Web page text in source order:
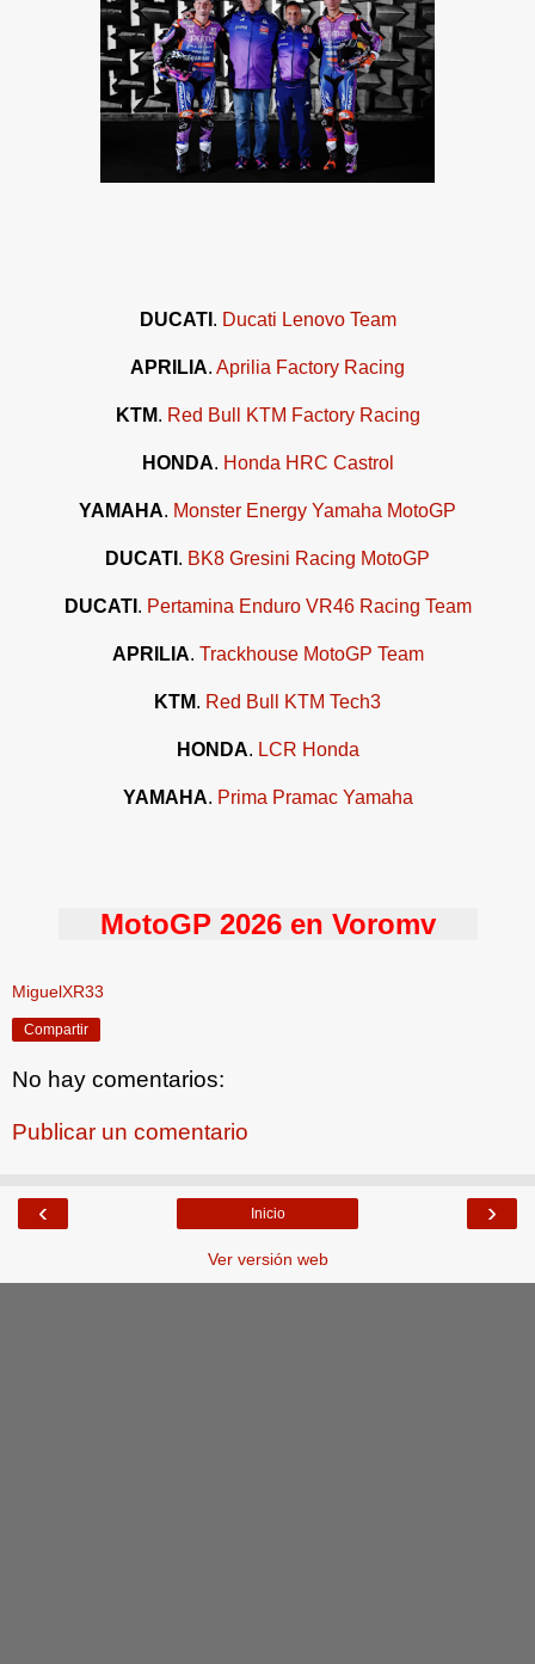
DUCATI . Ducati Lenovo Team
APRILIA. Aprilia Factory Racing
KTM. Red Bull KTM Factory Racing
HONDA. Honda HRC Castrol
YAMAHA. Monster Energy Yamaha MotoGP
DUCATI . BK8 Gresini Racing MotoGP
DUCATI . Pertamina Enduro VR46 Racing Team
APRILIA. Trackhouse MotoGP Team
KTM. Red Bull KTM Tech3
HONDA. LCR Honda
YAMAHA. Prima Pramac Yamaha
MotoGP 2026 en Voromv
MiguelXR33
Compartir
No hay comentarios:
Publicar un comentario
‹ ›
Inicio
Ver versión web